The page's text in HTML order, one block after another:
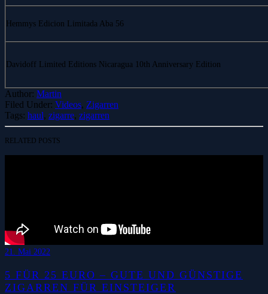
Hemmys Edicion Limitada Aba 56
Davidoff Limited Editions Nicaragua 10th Anniversary Edition
Author: Martin
Filed Under: Videos, Zigarren
Tags: haul, zigarre, zigarren
RELATED POSTS
21. Mai 2022
5 FÜR 25 EURO – GUTE UND GÜNSTIGE
ZIGARREN FÜR EINSTEIGER